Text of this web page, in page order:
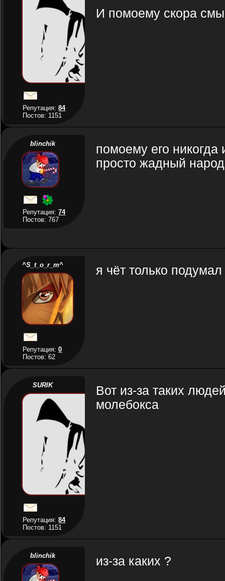
Репутация:84
Постов: 1151
И помоему скора
blinchik
Репутация:74
Постов: 767
помоему его никогда
просто жадный народ
^S_t_o_r_m^
Репутация:0
Постов: 62
я чёт только
SURIK
Репутация:84
Постов: 1151
Вот из-за таких
молебокса
blinchik из-за каких ?